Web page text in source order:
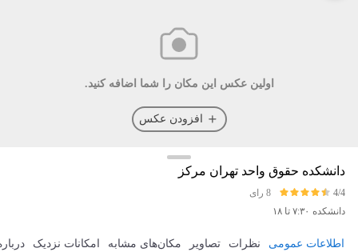
اولین عکس این مکان را شما اضافه کنید.
افزودن عکس
دانشکده حقوق واحد تهران مرکز
4/4
8 رای
دانشکده ۷:۳۰ تا ۱۸
مسیریابی ذخیره ارسال اطلاعات عمومی نظرات تصاویر مکان‌های مشابه امکانات نزدیک